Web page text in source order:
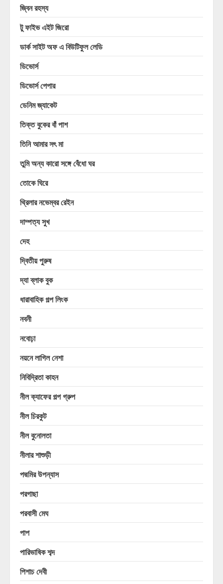
জ্বিন রহস্য
টু ফাইভ এইট জিরো
ডার্ক সাইট অফ এ বিউটিফুল লেডি
ডিভোর্স
ডিভোর্স পেপার
ডেনিম জ্যাকেট
তিক্ত বুকের বাঁ পাশ
তিনি আমার সৎ মা
তুমি অন্য কারো সঙ্গে বেঁধো ঘর
তোকে ঘিরে
থ্রিলার নভেম্বর রেইন
দাম্পত্য সুখ
দেহ
দ্বিতীয় পুরুষ
দ্যা ব্লাক বুক
ধারাবাহিক গল্প লিংক
নবনী
নবোঢ়া
নয়নে লাগিল নেশা
নিবিদ্রিতা কাহন
নীল ক্যাফের গল্প গ্রুপ
নীল চিরকুট
নীল বুনোলতা
নীলার শাশুড়ী
পদ্মমির উপন্যাস
পরগাছা
পরবাসী মেঘ
পাপ
পারিভাষিক শব্দ
পিশাচ দেবী